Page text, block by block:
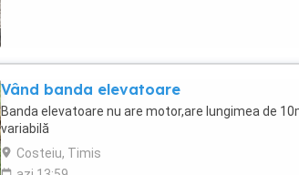
Vând banda elevatoare
Banda elevatoare nu are motor,are lungimea de
variabilă
Costeiu, Timis